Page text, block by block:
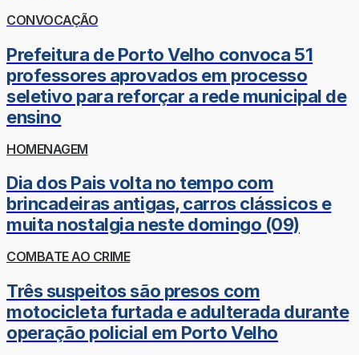
CONVOCAÇÃO
Prefeitura de Porto Velho convoca 51
professores aprovados em processo
seletivo para reforçar a rede municipal de
ensino
HOMENAGEM
Dia dos Pais volta no tempo com
brincadeiras antigas, carros clássicos e
muita nostalgia neste domingo (09)
COMBATE AO CRIME
Três suspeitos são presos com
motocicleta furtada e adulterada durante
operação policial em Porto Velho